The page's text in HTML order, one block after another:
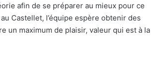
afin de se préparer au mieux pour ce
Castellet, l’équipe espère obtenir des
un maximum de plaisir, valeur qui est à la